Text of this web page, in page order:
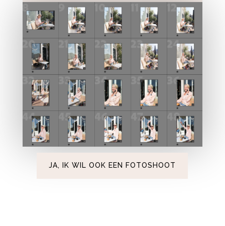
JA, IK WIL OOK EEN FOTOSHOOT